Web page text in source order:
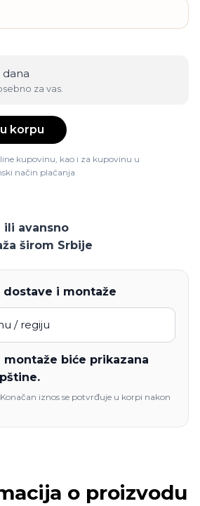
dana
za vas.
korpu
kupovinu, kao i za kupovinu u
način plaćanja
avansno
širom Srbije
i montaže
montaže biće prikazana
iznos se potvrđuje u korpi nakon
o proizvodu